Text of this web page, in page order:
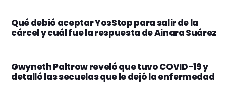
Qué debió aceptar YosStop para salir de la
cárcel y cuál fue la respuesta de Ainara Suárez
Gwyneth Paltrow reveló que tuvo COVID-19 y
detalló las secuelas que le dejó la enfermedad